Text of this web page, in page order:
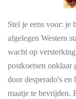
Stel je eens voor: je
afgelegen Western
wacht op
postkoetsen onklaar
door desperado's en
maatje te bevrijden.